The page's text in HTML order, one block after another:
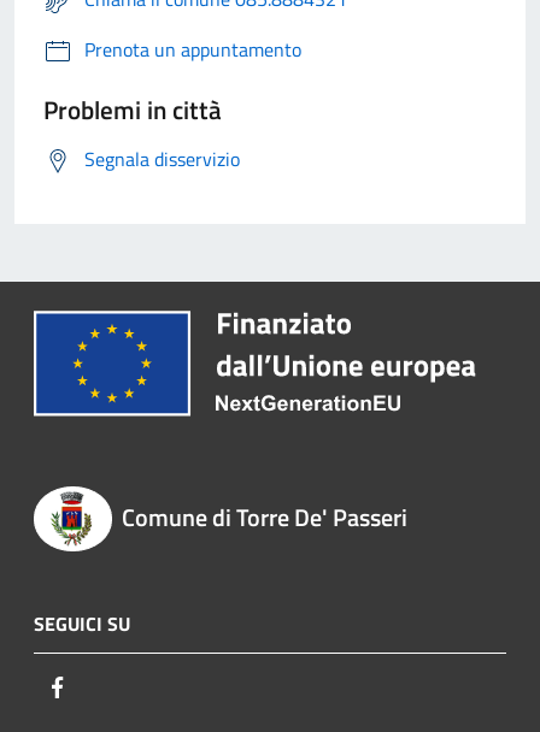
Prenota un appuntamento
Problemi in città
Segnala disservizio
Comune di Torre De' Passeri
SEGUICI SU